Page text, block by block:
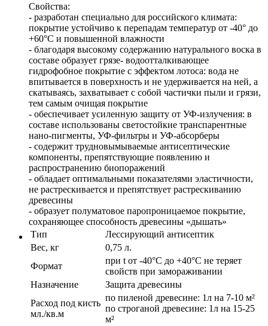
Свойства:
- разработан специально для российского климата:
покрытие устойчиво к перепадам температур от -40° до
+60°С и повышенной влажности
- благодаря высокому содержанию натурального воска в
составе образует грязе- водоотталкивающее
гидрофобное покрытие с эффектом лотоса: вода не
впитывается в поверхность и не удерживается на ней, а
скатываясь, захватывает с собой частички пыли и грязи,
тем самым очищая покрытие
- обеспечивает усиленную защиту от УФ-излучения: в
составе использованы светостойкие транспарентные
нано-пигменты, УФ-фильтры и УФ-абсорберы
- содержит трудновымываемые антисептические
компоненты, препятствующие появлению и
распространению биопоражений
- обладает оптимальными показателями эластичности,
не растрескивается и препятствует растрескиванию
древесины
- образует полуматовое паропроницаемое покрытие,
сохраняющее способность древесины «дышать»
Тип
Лессирующий антисептик
Вес, кг
0,75 л.
Формат
при t от -40°С до +40°С не теряет
свойств при замораживании
Назначение
Защита древесины
Расход под кисть
мл./кв.м
по пиленой древесине: 1л на 7-10 м²
по строганой древесине: 1л на 15-25
м²